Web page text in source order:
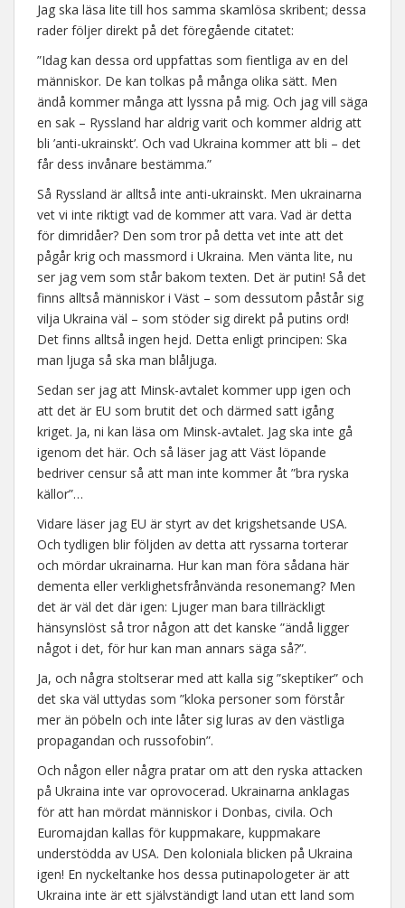
Jag ska läsa lite till hos samma skamlösa skribent; dessa
rader följer direkt på det föregående citatet:
”Idag kan dessa ord uppfattas som fientliga av en del
människor. De kan tolkas på många olika sätt. Men
ändå kommer många att lyssna på mig. Och jag vill säga
en sak – Ryssland har aldrig varit och kommer aldrig att
bli ’anti-ukrainskt’. Och vad Ukraina kommer att bli – det
får dess invånare bestämma.”
Så Ryssland är alltså inte anti-ukrainskt. Men ukrainarna
vet vi inte riktigt vad de kommer att vara. Vad är detta
för dimridåer? Den som tror på detta vet inte att det
pågår krig och massmord i Ukraina. Men vänta lite, nu
ser jag vem som står bakom texten. Det är putin! Så det
finns alltså människor i Väst – som dessutom påstår sig
vilja Ukraina väl – som stöder sig direkt på putins ord!
Det finns alltså ingen hejd. Detta enligt principen: Ska
man ljuga så ska man blåljuga.
Sedan ser jag att Minsk-avtalet kommer upp igen och
att det är EU som brutit det och därmed satt igång
kriget. Ja, ni kan läsa om Minsk-avtalet. Jag ska inte gå
igenom det här. Och så läser jag att Väst löpande
bedriver censur så att man inte kommer åt ”bra ryska
källor”…
Vidare läser jag EU är styrt av det krigshetsande USA.
Och tydligen blir följden av detta att ryssarna torterar
och mördar ukrainarna. Hur kan man föra sådana här
dementa eller verklighetsfrånvända resonemang? Men
det är väl det där igen: Ljuger man bara tillräckligt
hänsynslöst så tror någon att det kanske ”ändå ligger
något i det, för hur kan man annars säga så?”.
Ja, och några stoltserar med att kalla sig ”skeptiker” och
det ska väl uttydas som ”kloka personer som förstår
mer än pöbeln och inte låter sig luras av den västliga
propagandan och russofobin”.
Och någon eller några pratar om att den ryska attacken
på Ukraina inte var oprovocerad. Ukrainarna anklagas
för att han mördat människor i Donbas, civila. Och
Euromajdan kallas för kuppmakare, kuppmakare
understödda av USA. Den koloniala blicken på Ukraina
igen! En nyckeltanke hos dessa putinapologeter är att
Ukraina inte är ett självständigt land utan ett land som